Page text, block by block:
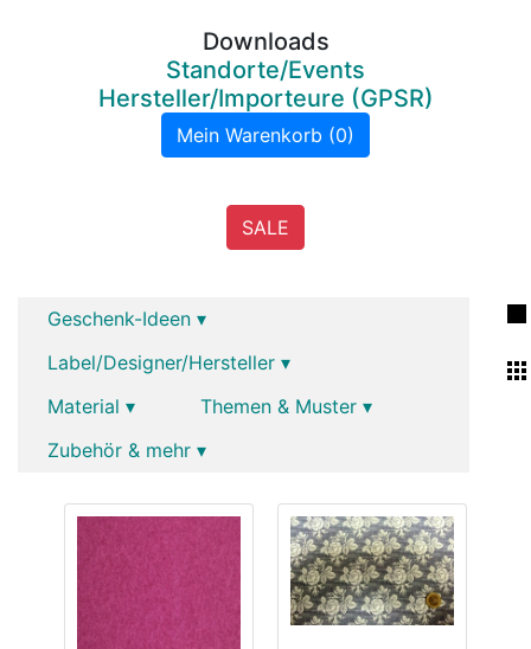
Downloads
Standorte/Events
Hersteller/Importeure (GPSR)
Mein Warenkorb (0)
SALE
Geschenk-Ideen ▾
Label/Designer/Hersteller ▾
Material ▾
Themen & Muster ▾
Zubehör & mehr ▾